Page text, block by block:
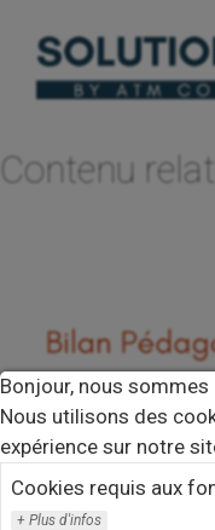
contenu
Contenu
Bonjour, nous sommes
Nous utilisons des
expérience sur notre
Cookies requis aux
Plus d'infos